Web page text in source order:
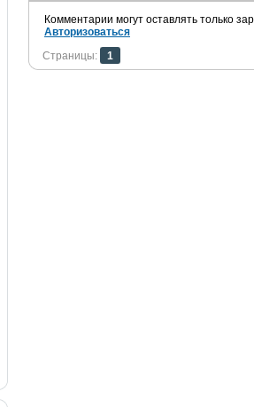
Комментарии могут оставлять только
Авторизоваться
Страницы:
1